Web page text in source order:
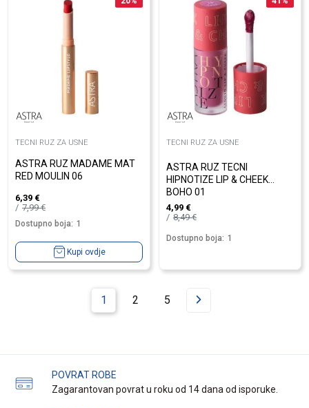
TECNI RUZ ZA USNE
ASTRA RUZ MADAME MAT
RED MOULIN 06
6,39 €
7,99€
Dostupno boja: 1
Kupi ovdje
TECNI RUZ ZA USNE
ASTRA RUZ TECNI
HIPNOTIZE LIP & CHEEK
BOHO 01
4,99 €
8,49€
Dostupno boja: 1
1 2 5
POVRAT ROBE
Zagarantovan povrat u roku od 14 dana od isporuke.